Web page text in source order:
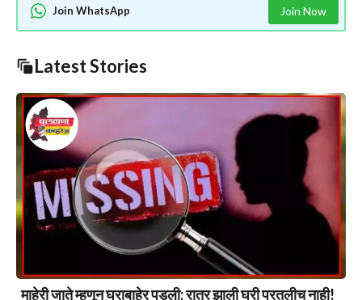
Join WhatsApp Join Now
Latest Stories
माहेरी जाते म्हणून घराबाहेर पडली; रात्र झाली घरी परतलीच नाही!